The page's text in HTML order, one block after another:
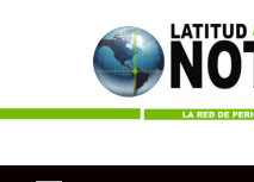
Latitud 435